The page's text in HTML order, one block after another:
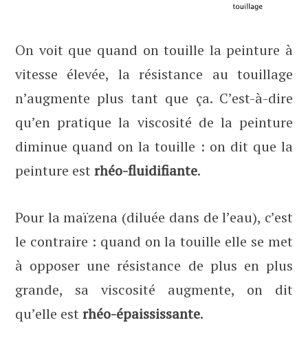
On voit que quand on touille la peinture à
vitesse élevée, la résistance au touillage
n’augmente plus tant que ça. C’est-à-dire
qu’en pratique la viscosité de la peinture
diminue quand on la touille : on dit que la
peinture est rhéo-fluidifiante.
Pour la maïzena (diluée dans de l’eau), c’est
le contraire : quand on la touille elle se met
à opposer une résistance de plus en plus
grande, sa viscosité augmente, on dit
qu’elle est rhéo-épaississante.